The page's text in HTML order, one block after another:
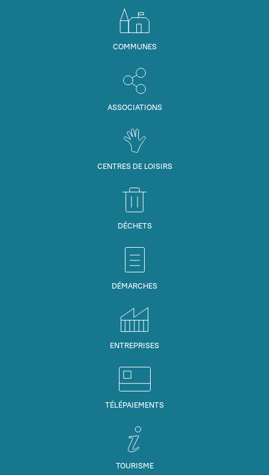
COMMUNES
ASSOCIATIONS
CENTRES DE LOISIRS
DÉCHETS
DÉMARCHES
ENTREPRISES
TÉLÉPAIEMENTS
TOURISME